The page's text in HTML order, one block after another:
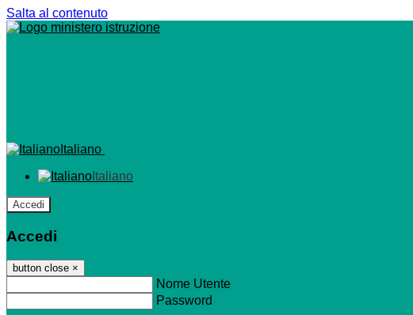
Salta al contenuto
Italiano
Italiano
Accedi
Accedi
button close ×
Nome Utente
Password